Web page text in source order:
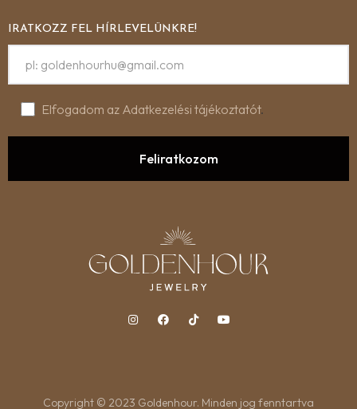
IRATKOZZ FEL HÍRLEVELÜNKRE!
Elfogadom az Adatkezelési tájékoztatót.
Copyright © 2023 Goldenhour. Minden jog fenntartva